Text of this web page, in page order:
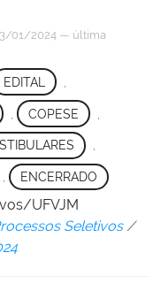
01/2024 — última
EDITAL
COPESE
,
, ENCERRADO
UFVJM
Seletivos /